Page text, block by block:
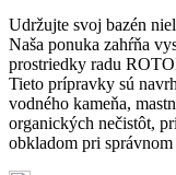
Udržujte svoj bazén
Naša ponuka zahŕňa
prostriedky radu
Tieto prípravky sú
vodného kameňa,
organických nečistôt,
obkladom pri